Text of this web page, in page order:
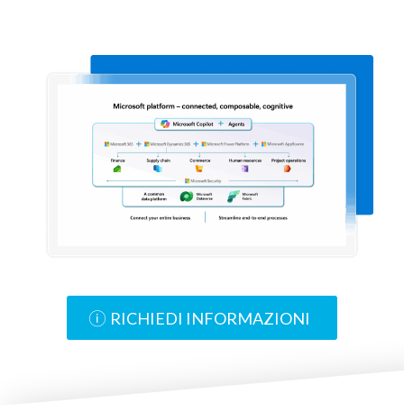
RICHIEDI INFORMAZIONI